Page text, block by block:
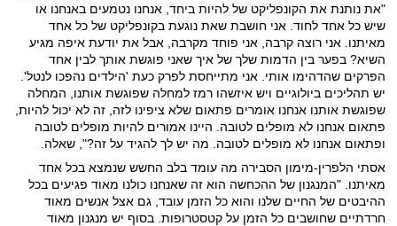
"את נותנת את הקונפליקט של להיות ביחד, אנחנו נטמעים באנחנו או
שיש כל אחד לחוד. אני חושבת שאת נוגעת בקונפליקט של כל אחד
מאיתנו. אני רוצה קרבה, אני פוחד מקרבה, אבל את יודעת איפה מגיע
השיא? בפער בין הדמות שלך של איך שאני פוגשת אותך לבין אחד
הפרקים שהדהימו אותי. אני מתייחסת לפרק כעת 'הילדים נהפכו לנטל'.
יש תהליכים ביולוגיים ויש איזשהו רמז למחלה שפוגשת אותנו, המחלה
שפוגשת אותנו אנחנו אומרים פתאום שלא ציפינו לזה, זה לא יכול להיות,
פתאום אנחנו לא מופלים לטובה. היינו אמורים להיות מופלים לטובה
ופתאום אנחנו לא מופלים לטובה. מה יש לך להגיד על זה?", שאלה.
אסתי הלפרין-מימון הסבירה מה עומד בלב החשש שנמצא בכל אחד
מאיתנו. "המנגנון של ההכחשה הוא זה שאנחנו כולנו מאוד פגיעים בכל
ההיבטים של החיים שלנו והוא כל הזמן עובד, גם אצל אנשים מאוד
חרדתיים שחושבים כל הזמן על קטסטרופות. בסוף יש מנגנון מאוד